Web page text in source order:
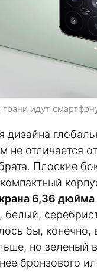
идут
дизайна
не отличается
Плоские
6,36 дюйма
белый,
бы, конечно,
но зеленый
бронзового